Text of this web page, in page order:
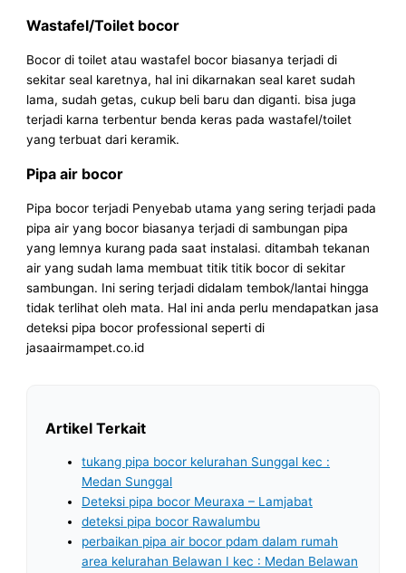
Wastafel/Toilet bocor
Bocor di toilet atau wastafel bocor biasanya terjadi di
sekitar seal karetnya, hal ini dikarnakan seal karet sudah
lama, sudah getas, cukup beli baru dan diganti. bisa juga
terjadi karna terbentur benda keras pada wastafel/toilet
yang terbuat dari keramik.
Pipa air bocor
Pipa bocor terjadi Penyebab utama yang sering terjadi pada
pipa air yang bocor biasanya terjadi di sambungan pipa
yang lemnya kurang pada saat instalasi. ditambah tekanan
air yang sudah lama membuat titik titik bocor di sekitar
sambungan. Ini sering terjadi didalam tembok/lantai hingga
tidak terlihat oleh mata. Hal ini anda perlu mendapatkan jasa
deteksi pipa bocor professional seperti di
jasaairmampet.co.id
Artikel Terkait
tukang pipa bocor kelurahan Sunggal kec :
Medan Sunggal
Deteksi pipa bocor Meuraxa – Lamjabat
deteksi pipa bocor Rawalumbu
perbaikan pipa air bocor pdam dalam rumah
area kelurahan Belawan I kec : Medan Belawan